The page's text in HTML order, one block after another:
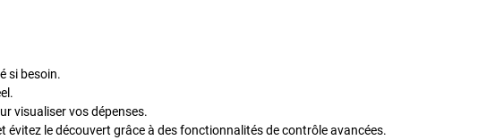
si besoin.
visualiser vos dépenses.
évitez le découvert grâce à des fonctionnalités de contrôle avancées.